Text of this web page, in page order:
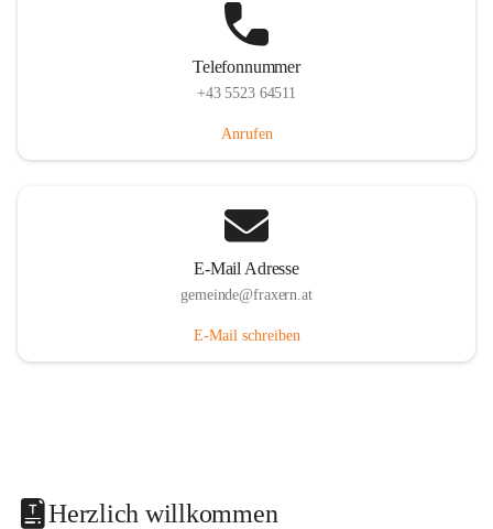
Telefonnummer
+43 5523 64511
Anrufen
E-Mail Adresse
gemeinde@fraxern.at
E-Mail schreiben
Herzlich willkommen